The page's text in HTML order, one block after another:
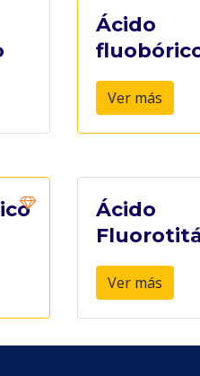
Ácido
Ver más
Ácido
Ver más